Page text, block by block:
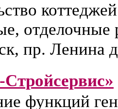
отделочные
пр. Ленина
функций